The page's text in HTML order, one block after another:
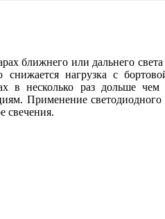
ближнего или дальнего
нагрузка с
в несколько раз дольше
Применение
свечения.